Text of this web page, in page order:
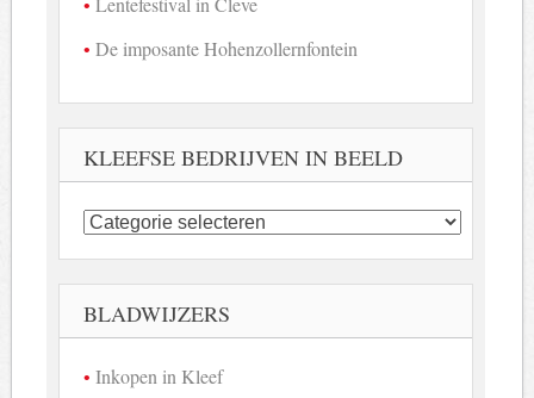
De imposante Hohenzollernfontein
KLEEFSE BEDRIJVEN IN BEELD
Kleefse
bedrijven
beeld
BLADWIJZERS
Inkopen in Kleef